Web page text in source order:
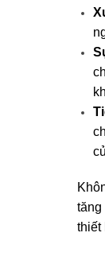
tăng
thiết